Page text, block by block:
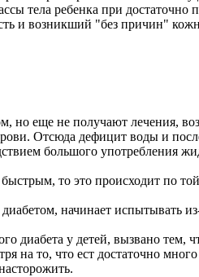
тела ребенка при
и возникший "без причин"
но еще не получают лечения,
Отсюда дефицит воды и
большого употребления
то это происходит по
начинает испытывать
диабета у детей, вызвано
на то, что ест достаточно